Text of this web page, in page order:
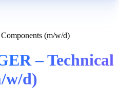
(m/w/d)
– Technical
w/d)